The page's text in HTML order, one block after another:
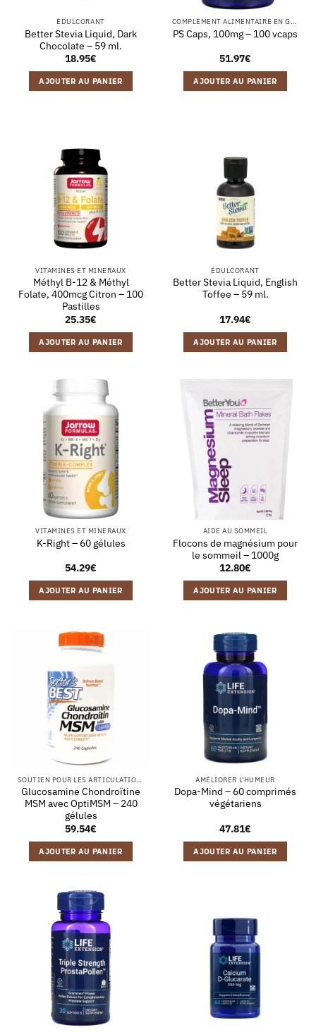
ÉDULCORANT
Better Stevia Liquid, Dark
Chocolate – 59 ml.
18.95€
AJOUTER AU PANIER
COMPLÉMENT ALIMENTAIRE EN GÉLULES
PS Caps, 100mg – 100 vcaps
51.97€
AJOUTER AU PANIER
VITAMINES ET MINERAUX
Méthyl B-12 & Méthyl
Folate, 400mcg Citron – 100
Pastilles
25.35€
AJOUTER AU PANIER
ÉDULCORANT
Better Stevia Liquid, English
Toffee – 59 ml.
17.94€
AJOUTER AU PANIER
VITAMINES ET MINERAUX
K-Right – 60 gélules
54.29€
AJOUTER AU PANIER
AIDE AU SOMMEIL
Flocons de magnésium pour
le sommeil – 1000g
12.80€
AJOUTER AU PANIER
SOUTIEN POUR LES ARTICULATIONS
Glucosamine Chondroïtine
MSM avec OptiMSM – 240
gélules
59.54€
AJOUTER AU PANIER
AMÉLIORER L'HUMEUR
Dopa-Mind – 60 comprimés
végétariens
47.81€
AJOUTER AU PANIER